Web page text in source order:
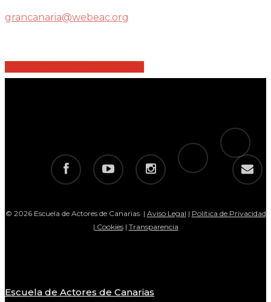
grancanaria@webeac.org
facebook youtube instagram
telegram
tiktok
email
© 2026 Escuela de Actores de Canarias. | Aviso Legal | Política de Privacidad
| Cookies| Transparencia
Close
Escuela de Actores de Canarias